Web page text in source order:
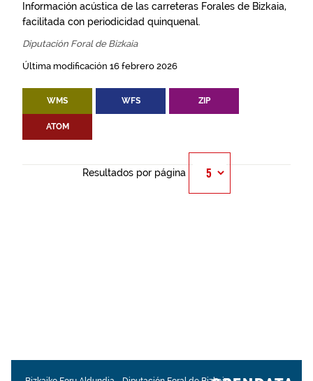
Información acústica de las carreteras Forales de Bizkaia,
facilitada con periodicidad quinquenal.
Diputación Foral de Bizkaia
Última modificación 16 febrero 2026
WMS WFS ZIP
ATOM
Resultados por página